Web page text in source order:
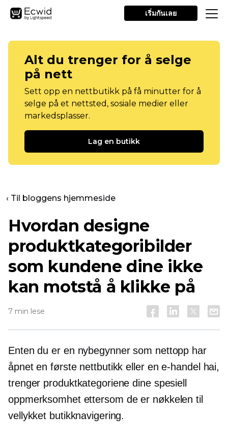
เริ่มกันเลย
Alt du trenger for å selge
på nett
Sett opp en nettbutikk på få minutter for å
selge på et nettsted, sosiale medier eller
markedsplasser.
Lag en butikk
‹ Til bloggens hjemmeside
Hvordan designe
produktkategoribilder
som kundene dine ikke
kan motstå å klikke på
7 min lese
Enten du er en nybegynner som nettopp har
åpnet en første nettbutikk eller ene-handel hai,
trenger produktkategoriene dine spesiell
oppmerksomhet ettersom de er nøkkelen til
vellykket butikknavigering.